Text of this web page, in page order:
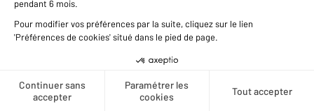
Créer une alerte
Rénovation énergétique + Ravalement voté et
payé. LIMITE ANTONY, PROCHE DU RER B Croix
de Berny, CENTURY 21 Eureka vous propose en
entrée, un séjour sur balcon, une cuisine
ouverte aménagée et équipée, une chambre ...